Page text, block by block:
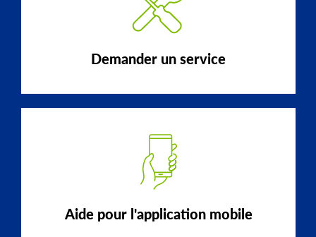
Demander un service
Aide pour l'application mobile